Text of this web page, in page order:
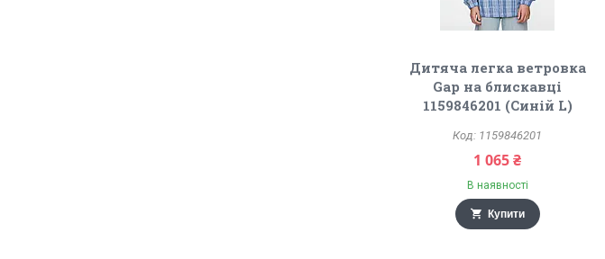
Дитяча легка ветровка
Gap на блискавці
1159846201 (Синій L)
1159846201
1 065 ₴
В наявності
Купити